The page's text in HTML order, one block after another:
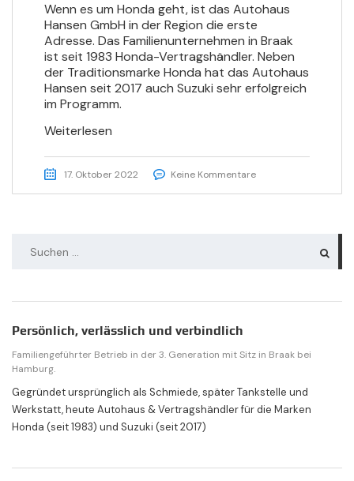
Wenn es um Honda geht, ist das Autohaus
Hansen GmbH in der Region die erste
Adresse. Das Familienunternehmen in Braak
ist seit 1983 Honda-Vertragshändler. Neben
der Traditionsmarke Honda hat das Autohaus
Hansen seit 2017 auch Suzuki sehr erfolgreich
im Programm.
Weiterlesen
17. Oktober 2022 Keine Kommentare
Persönlich, verlässlich und verbindlich
Familiengeführter Betrieb in der 3. Generation mit Sitz in Braak bei
Hamburg.
Gegründet ursprünglich als Schmiede, später Tankstelle und
Werkstatt, heute Autohaus & Vertrags­händler für die Marken
Honda (seit 1983) und Suzuki (seit 2017)